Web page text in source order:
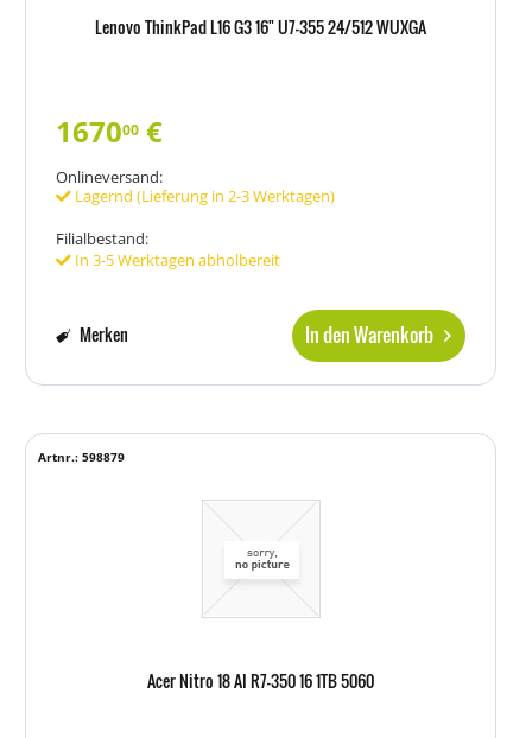
Lenovo ThinkPad L16 G3 16" U7-355 24/512 WUXGA
167000 €
Onlineversand:
Lagernd (Lieferung in 2-3 Werktagen)
Filialbestand:
In 3-5 Werktagen abholbereit
In den Warenkorb
Merken
Acer Nitro 18 AI R7-350 16 1TB 5060
Artnr.: 598879